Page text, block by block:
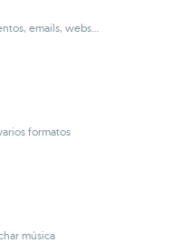
emails, webs...
formatos
música